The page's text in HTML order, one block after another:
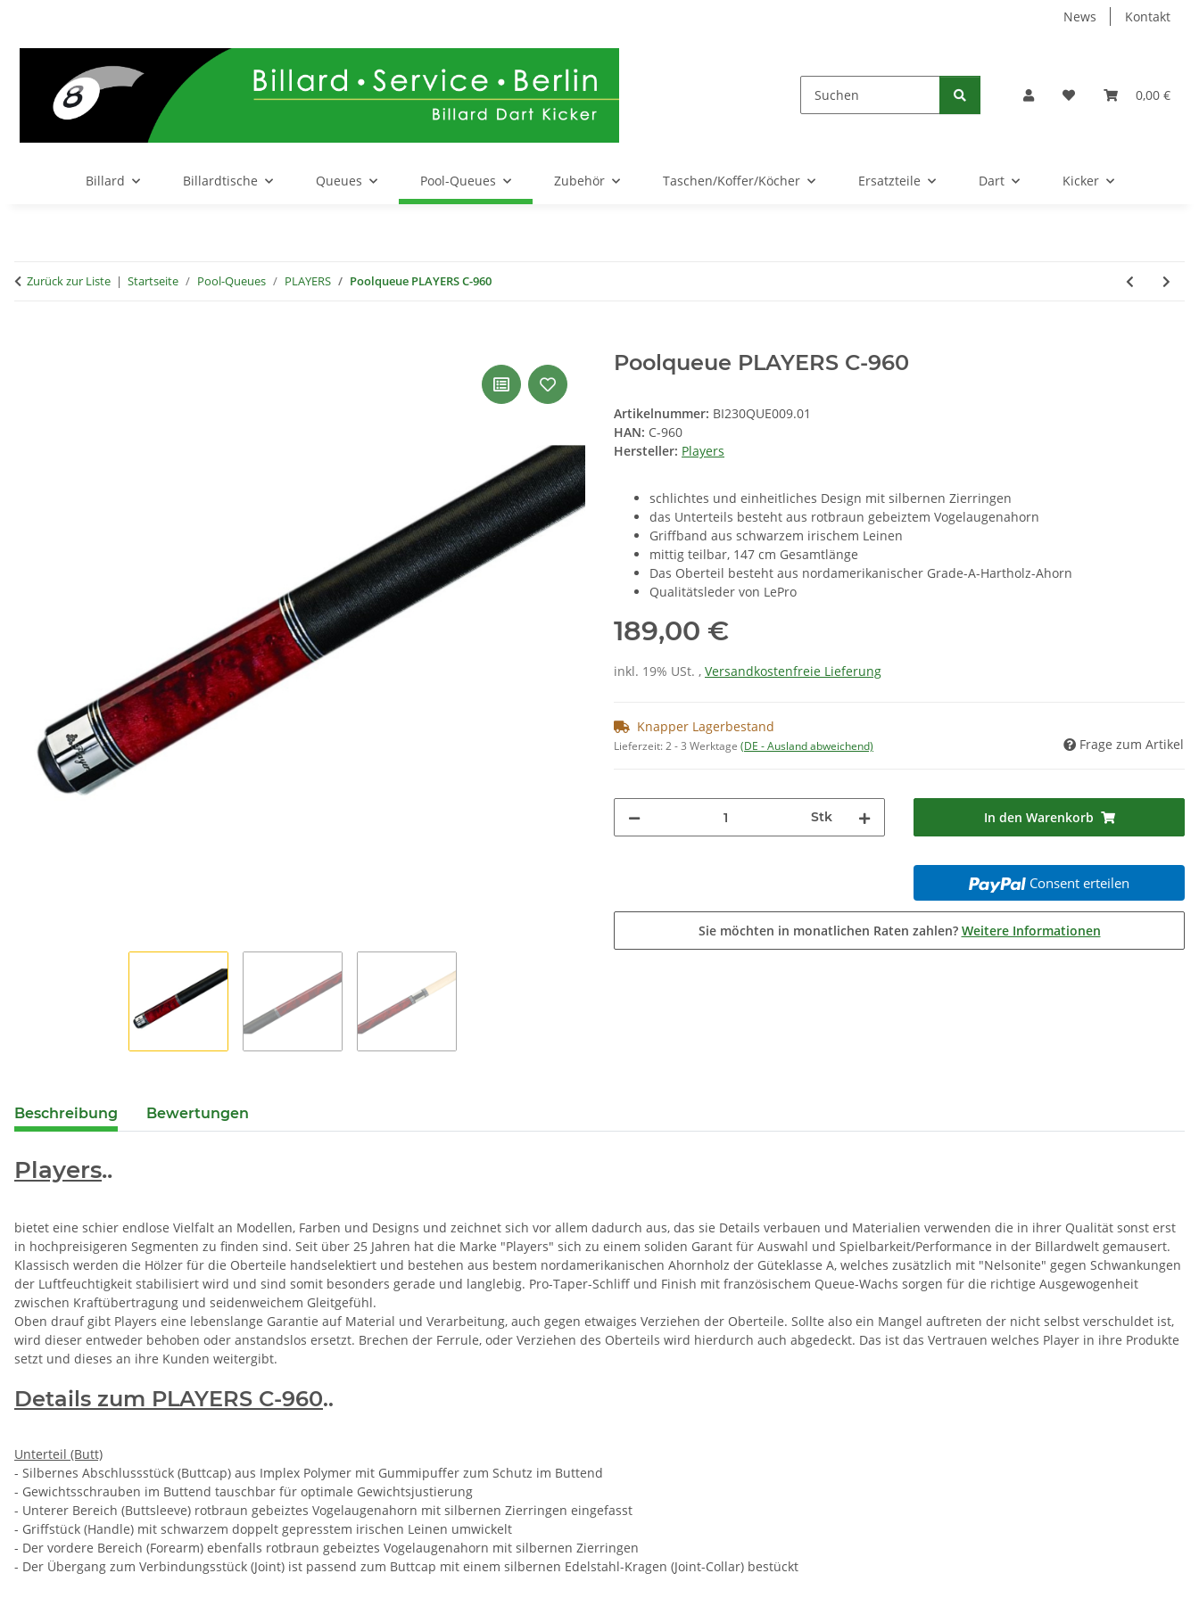
News Kontakt
0,00 €
Billard Billardtische Queues Pool-Queues Zubehör Taschen/Koffer/Köcher Ersatzteile Dart Kicker
Zurück zur Liste Startseite Pool-Queues PLAYERS Poolqueue PLAYERS C-960
Poolqueue PLAYERS C-960
Artikelnummer: BI230QUE009.01
HAN: C-960
Hersteller: Players
schlichtes und einheitliches Design mit silbernen Zierringen
das Unterteils besteht aus rotbraun gebeiztem Vogelaugenahorn
Griffband aus schwarzem irischem Leinen
mittig teilbar, 147 cm Gesamtlänge
Das Oberteil besteht aus nordamerikanischer Grade-A-Hartholz-Ahorn
Qualitätsleder von LePro
189,00 €
inkl. 19% USt. , Versandkostenfreie Lieferung
Knapper Lagerbestand
Lieferzeit:2 - 3 Werktage (DE - Ausland abweichend) Frage zum Artikel
Stk In den Warenkorb
Consent erteilen
Sie möchten in monatlichen Raten zahlen? Weitere Informationen
Beschreibung Bewertungen
Players..
bietet eine schier endlose Vielfalt an Modellen, Farben und Designs und zeichnet sich vor allem dadurch aus, das sie Details verbauen und Materialien verwenden die in ihrer Qualität sonst erst
in hochpreisigeren Segmenten zu finden sind. Seit über 25 Jahren hat die Marke "Players" sich zu einem soliden Garant für Auswahl und Spielbarkeit/Performance in der Billardwelt gemausert.
Klassisch werden die Hölzer für die Oberteile handselektiert und bestehen aus bestem nordamerikanischen Ahornholz der Güteklasse A, welches zusätzlich mit "Nelsonite" gegen Schwankungen
der Luftfeuchtigkeit stabilisiert wird und sind somit besonders gerade und langlebig. Pro-Taper-Schliff und Finish mit französischem Queue-Wachs sorgen für die richtige Ausgewogenheit
zwischen Kraftübertragung und seidenweichem Gleitgefühl.
Oben drauf gibt Players eine lebenslange Garantie auf Material und Verarbeitung, auch gegen etwaiges Verziehen der Oberteile. Sollte also ein Mangel auftreten der nicht selbst verschuldet ist,
wird dieser entweder behoben oder anstandslos ersetzt. Brechen der Ferrule, oder Verziehen des Oberteils wird hierdurch auch abgedeckt. Das ist das Vertrauen welches Player in ihre Produkte
setzt und dieses an ihre Kunden weitergibt.
Details zum PLAYERS C-960..
Unterteil (Butt)
- Silbernes Abschlussstück (Buttcap) aus Implex Polymer mit Gummipuffer zum Schutz im Buttend
- Gewichtsschrauben im Buttend tauschbar für optimale Gewichtsjustierung
- Unterer Bereich (Buttsleeve) rotbraun gebeiztes Vogelaugenahorn mit silbernen Zierringen eingefasst
- Griffstück (Handle) mit schwarzem doppelt gepresstem irischen Leinen umwickelt
- Der vordere Bereich (Forearm) ebenfalls rotbraun gebeiztes Vogelaugenahorn mit silbernen Zierringen
- Der Übergang zum Verbindungsstück (Joint) ist passend zum Buttcap mit einem silbernen Edelstahl-Kragen (Joint-Collar) bestückt